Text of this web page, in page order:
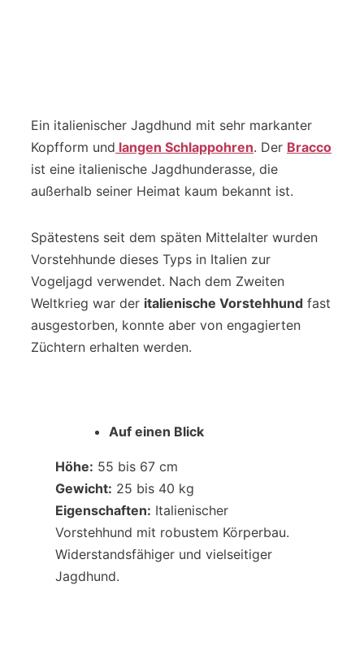
Ein italienischer Jagdhund mit sehr markanter
Kopfform und langen Schlappohren. Der Bracco
ist eine italienische Jagdhunderasse, die
außerhalb seiner Heimat kaum bekannt ist.
Spätestens seit dem späten Mittelalter wurden
Vorstehhunde dieses Typs in Italien zur
Vogeljagd verwendet. Nach dem Zweiten
Weltkrieg war der italienische Vorstehhund fast
ausgestorben, konnte aber von engagierten
Züchtern erhalten werden.
Auf einen Blick
Höhe: 55 bis 67 cm
Gewicht: 25 bis 40 kg
Eigenschaften: Italienischer
Vorstehhund mit robustem Körperbau.
Widerstandsfähiger und vielseitiger
Jagdhund.